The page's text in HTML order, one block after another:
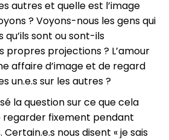
autres et quelle est l’image
? Voyons-nous les gens qui
sont ou sont-ils
propres projections ? L’amour
affaire d’image et de regard
un.e.s sur les autres ?
la question sur ce que cela
regarder fixement pendant
nous disent « je sais